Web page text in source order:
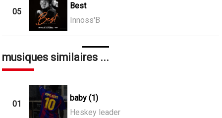
05
Best
Innoss'B
musiques similaires ...
01
baby (1)
Heskey leader